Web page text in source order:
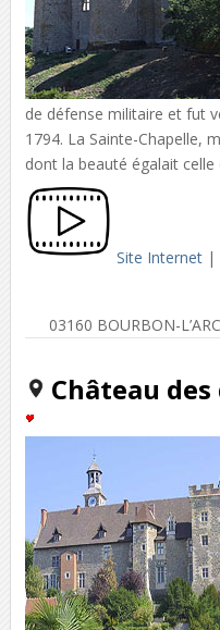
de défense militaire et fut
1794. La Sainte-Chapelle,
dont la beauté égalait celle
Site Internet|
03160 BOURBON-
Château